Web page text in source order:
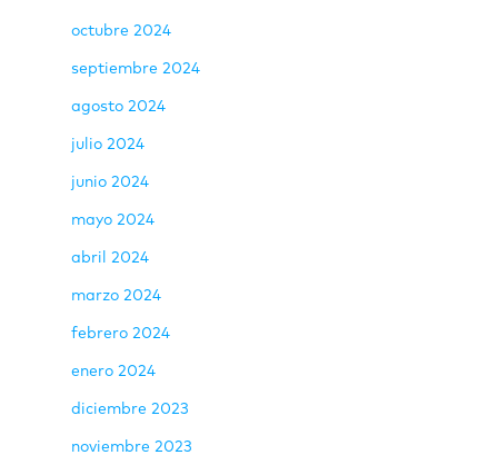
octubre 2024
septiembre 2024
agosto 2024
julio 2024
junio 2024
mayo 2024
abril 2024
marzo 2024
febrero 2024
enero 2024
diciembre 2023
noviembre 2023